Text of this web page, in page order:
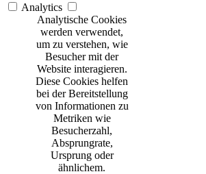
Analytics
Analytische Cookies
werden verwendet,
um zu verstehen, wie
Besucher mit der
Website interagieren.
Diese Cookies helfen
bei der Bereitstellung
von Informationen zu
Metriken wie
Besucherzahl,
Absprungrate,
Ursprung oder
ähnlichem.